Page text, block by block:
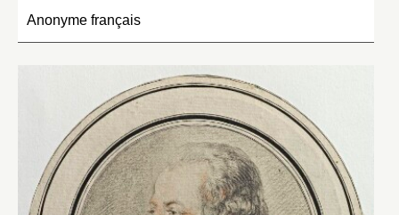
Anonyme français